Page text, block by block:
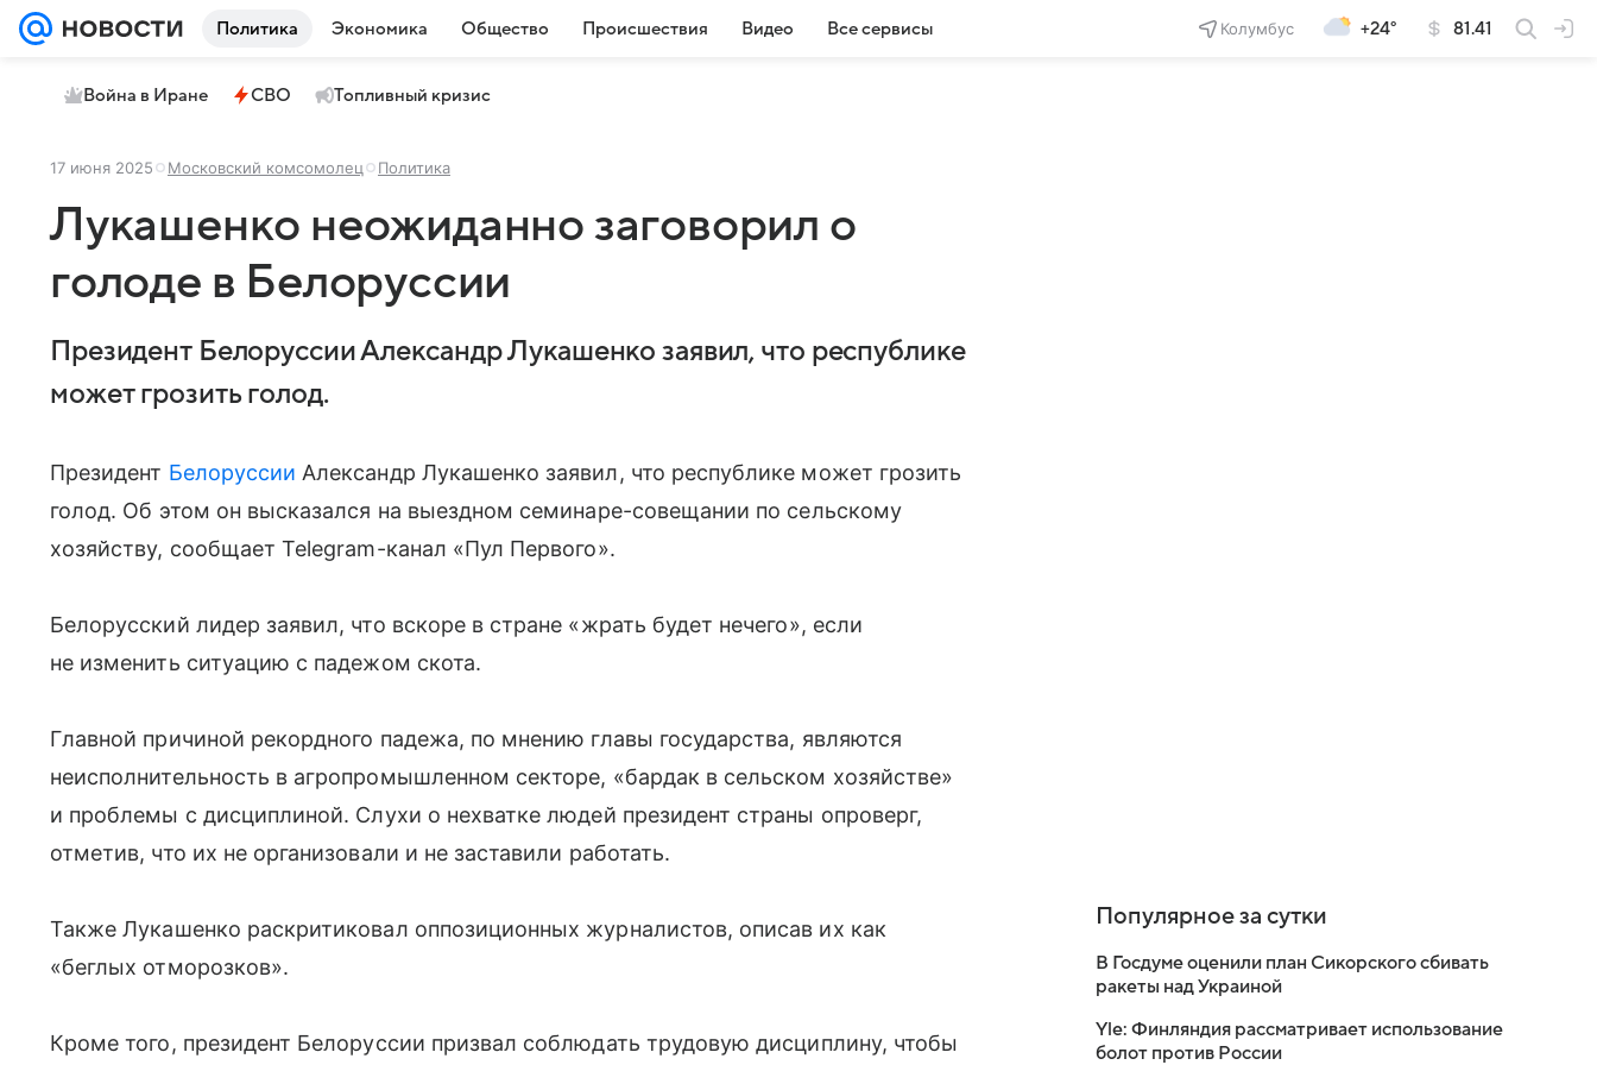
Политика Экономика Общество Происшествия Видео Все сервисы Колумбус +24° 81.41
Война в Иране СВО Топливный кризис
17 июня 2025 Московский комсомолец Политика
Лукашенко неожиданно заговорил о
голоде в Белоруссии
Президент Белоруссии Александр Лукашенко заявил, что республике
может грозить голод.
Президент Белоруссии Александр Лукашенко заявил, что республике может грозить
голод. Об этом он высказался на выездном семинаре-совещании по сельскому
хозяйству, сообщает Telegram-канал «Пул Первого».
Белорусский лидер заявил, что вскоре в стране «жрать будет нечего», если
не изменить ситуацию с падежом скота.
Главной причиной рекордного падежа, по мнению главы государства, являются
неисполнительность в агропромышленном секторе, «бардак в сельском хозяйстве»
и проблемы с дисциплиной. Слухи о нехватке людей президент страны опроверг,
отметив, что их не организовали и не заставили работать.
Также Лукашенко раскритиковал оппозиционных журналистов, описав их как
«беглых отморозков».
Кроме того, президент Белоруссии призвал соблюдать трудовую дисциплину, чтобы
Популярное за сутки
В Госдуме оценили план Сикорского сбивать
ракеты над Украиной
Yle: Финляндия рассматривает использование
болот против России